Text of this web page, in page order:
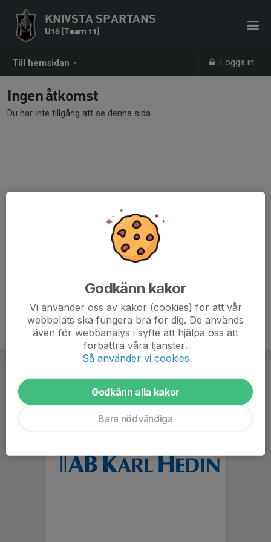
Till hemsidan Logga in
KNIVSTA SPARTANS
U16 (Team 11)
Ingen åtkomst
Du har inte tillgång att se denna sida.
Godkänn kakor
Vi använder oss av kakor (cookies) för att vår
webbplats ska fungera bra för dig. De används
även för webbanalys i syfte att hjälpa oss att
förbättra våra tjänster.
Så använder vi cookies
Godkänn alla kakor
Bara nödvändiga